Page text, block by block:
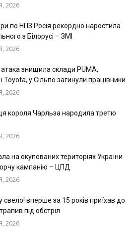
2026
по НПЗ Росія рекордно наростила
з Білорусі – ЗМІ
2026
атака знищила склади PUMA,
і Toyota, у Сільпо загинули працівники
2026
короля Чарльза народила третю
2026
на окупованих територіях України
кампанію – ЦПД
2026
свело! вперше за 15 років приїхав до
під обстріл
2026